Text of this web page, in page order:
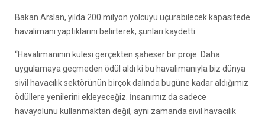
Bakan Arslan, yılda 200 milyon yolcuyu uçurabilecek kapasitede
havalimanı yaptıklarını belirterek, şunları kaydetti:
“Havalimanının kulesi gerçekten şaheser bir proje. Daha
uygulamaya geçmeden ödül aldı ki bu havalimanıyla biz dünya
sivil havacılık sektörünün birçok dalında bugüne kadar aldığımız
ödüllere yenilerini ekleyeceğiz. İnsanımız da sadece
havayolunu kullanmaktan değil, aynı zamanda sivil havacılık